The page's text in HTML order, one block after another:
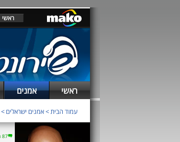
ראשי
ראשי אמנים
עמוד הבית>אמנים ישראלים >
87 תגובות